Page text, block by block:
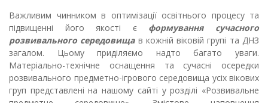
Важливим чинником в оптимізації освітнього процесу та
підвищенні його якості є формування сучасного
розвивального середовищав кожній віковій групі та ДНЗ
загалом. Цьому приділяємо надто багато уваги.
Матеріально-технічне оснащення та сучасні осередки
розвивального предметно-ігрового середовища усіх вікових
груп представлені на нашому сайті у розділі «Розвивальне